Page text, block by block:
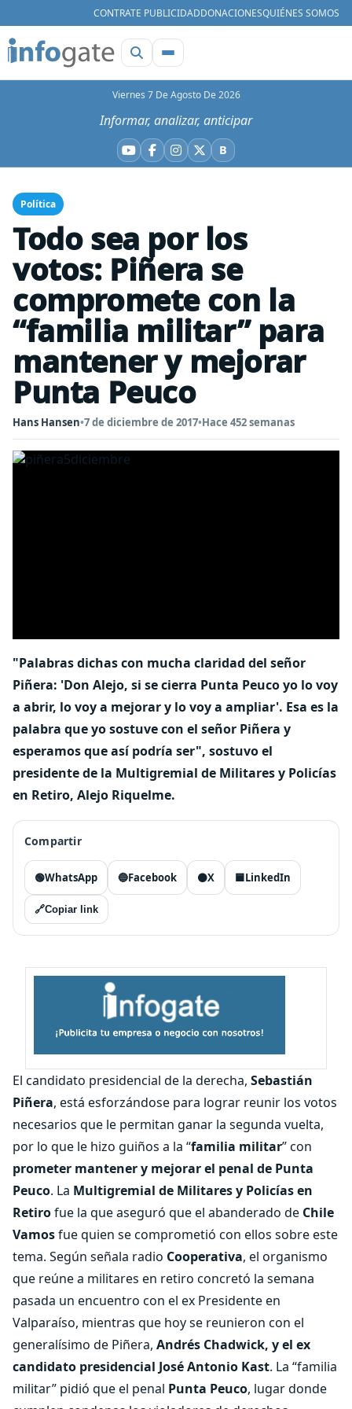
CONTRATE PUBLICIDADDONACIONESQUIÉNES SOMOS
Viernes 7 De Agosto De 2026
Informar, analizar, anticipar
YouTube
Facebook
Instagram
X BBluesky
Política
Todo sea por los
votos: Piñera se
compromete con la
“familia militar” para
mantener y mejorar
Punta Peuco
Hans Hansen•7 de diciembre de 2017•Hace 452 semanas
"Palabras dichas con mucha claridad del señor
Piñera: 'Don Alejo, si se cierra Punta Peuco yo lo voy
a abrir, lo voy a mejorar y lo voy a ampliar'. Esa es la
palabra que yo sostuve con el señor Piñera y
esperamos que así podría ser", sostuvo el
presidente de la Multigremial de Militares y Policías
en Retiro, Alejo Riquelme.
Compartir
🟢WhatsApp 🔵Facebook ⚫X 🟦LinkedIn
🔗Copiar link
El candidato presidencial de la derecha, Sebastián
Piñera, está esforzándose para lograr reunir los votos
necesarios que le permitan ganar la segunda vuelta,
por lo que le hizo guiños a la “familia militar” con
prometer mantener y mejorar el penal de Punta
Peuco. La Multigremial de Militares y Policías en
Retirofue la que aseguró que el abanderado de Chile
Vamosfue quien se comprometió con ellos sobre este
tema. Según señala radio Cooperativa, el organismo
que reúne a militares en retiro concretó la semana
pasada un encuentro con el ex Presidente en
Valparaíso, mientras que hoy se reunieron con el
generalísimo de Piñera, Andrés Chadwick, y el ex
candidato presidencial José Antonio Kast. La “familia
militar” pidió que el penal Punta Peuco, lugar donde